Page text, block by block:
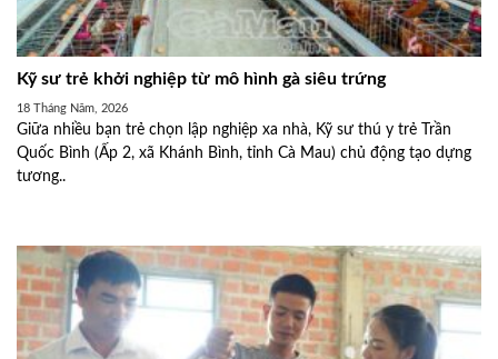
Kỹ sư trẻ khởi nghiệp từ mô hình gà siêu trứng
18 Tháng Năm, 2026
Giữa nhiều bạn trẻ chọn lập nghiệp xa nhà, Kỹ sư thú y trẻ Trần
Quốc Bình (Ấp 2, xã Khánh Bình, tỉnh Cà Mau) chủ động tạo dựng
tương..